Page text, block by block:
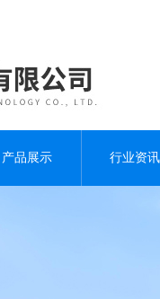
产品展示 行业资讯